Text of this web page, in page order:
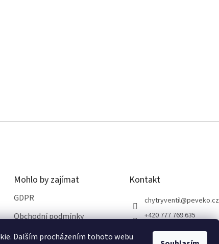
Dalším procházením tohoto webu
Mohlo by zajímat
GDPR
Obchodní podmínky
Kontakt
chytryventil@peveko.cz
+420 777 769 635